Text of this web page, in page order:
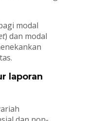
modal
) dan modal
laporan